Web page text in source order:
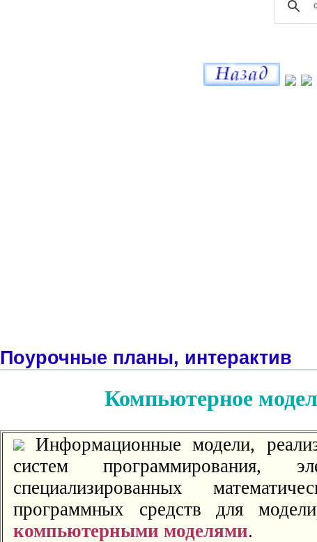
Поурочные планы, интерактив
Компьютерное
Информационные модели,
систем программирования,
специализированных
программных средств для
компьютерными моделями.